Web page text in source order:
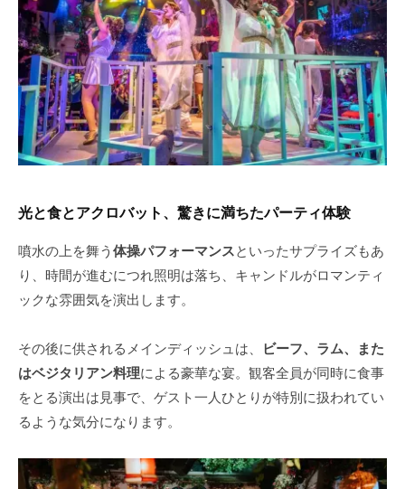
光と食とアクロバット、驚きに満ちたパーティ体験
噴水の上を舞う 体操パフォーマンスといったサプライズもあ
り、時間が進むにつれ照明は落ち、キャンドルがロマンティ
ックな雰囲気を演出します。
その後に供されるメインディッシュは、
ビーフ、ラム、また
はベジタリアン料理による豪華な宴。観客全員が同時に食事
をとる演出は見事で、ゲスト一人ひとりが特別に扱われてい
るような気分になります。